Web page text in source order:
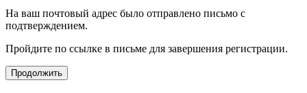
На ваш почтовый адрес было отправлено письмо с
подтверждением.
Пройдите по ссылке в письме для завершения регистрации.
Продолжить